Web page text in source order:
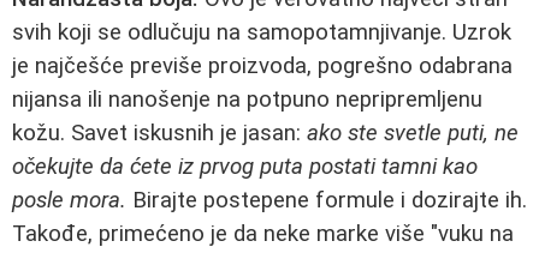
svih koji se odlučuju na samopotamnjivanje. Uzrok
je najčešće previše proizvoda, pogrešno odabrana
nijansa ili nanošenje na potpuno nepripremljenu
kožu. Savet iskusnih je jasan: ako ste svetle puti, ne
očekujte da ćete iz prvog puta postati tamni kao
posle mora. Birajte postepene formule i dozirajte ih.
Takođe, primećeno je da neke marke više "vuku na